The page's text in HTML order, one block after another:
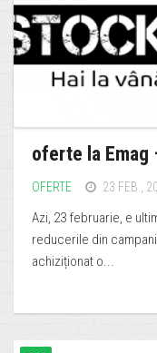
oferte la Emag
OFERTE 23 FEB.,
Azi, 23 februarie, e
reducerile din
achiziționat o...